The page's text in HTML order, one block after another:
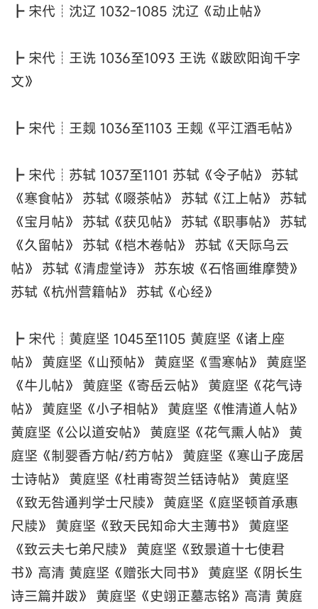
┣ 宋代┊沈辽 1032-1085 沈辽《动止帖》
┣ 宋代┊王诜 1036至1093 王诜《跋欧阳询千字
文》
┣ 宋代┊王觌 1036至1103 王觌《平江酒毛帖》
┣ 宋代┊苏轼 1037至1101 苏轼《令子帖》 苏轼
《寒食帖》 苏轼《啜茶帖》 苏轼《江上帖》 苏轼
《宝月帖》 苏轼《获见帖》 苏轼《职事帖》 苏轼
《久留帖》 苏轼《桤木卷帖》 苏轼《天际乌云
帖》 苏轼《清虚堂诗》 苏东坡《石恪画维摩赞》
苏轼《杭州营籍帖》 苏轼《心经》
┣ 宋代┊黄庭坚 1045至1105 黄庭坚《诸上座
帖》 黄庭坚《山预帖》 黄庭坚《雪寒帖》 黄庭坚
《牛儿帖》 黄庭坚《寄岳云帖》 黄庭坚《花气诗
帖》 黄庭坚《小子相帖》 黄庭坚《惟清道人帖》
黄庭坚《公以道安帖》 黄庭坚《花气熏人帖》 黄
庭坚《制婴香方帖/药方帖》 黄庭坚《寒山子庞居
士诗帖》 黄庭坚《杜甫寄贺兰铦诗帖》 黄庭坚
《致无咎通判学士尺牍》 黄庭坚《庭坚顿首承惠
尺牍》 黄庭坚《致天民知命大主薄书》 黄庭坚
《致云夫七弟尺牍》 黄庭坚《致景道十七使君
书》高清 黄庭坚《赠张大同书》 黄庭坚《阴长生
诗三篇并跋》 黄庭坚《史翊正墓志铭》高清 黄庭